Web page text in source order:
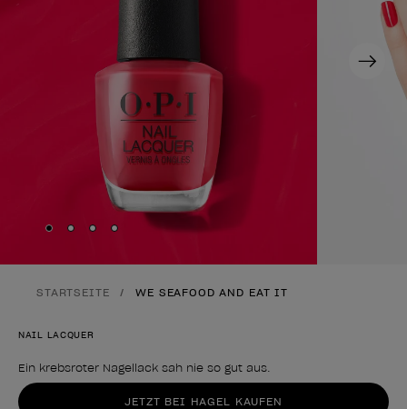
Next
Skip to slide
Skip to slide2
Skip to slide3
Skip to slide4
STARTSEITE WE SEAFOOD AND EAT IT
NAIL LACQUER
Ein krebsroter Nagellack sah nie so gut aus.
Form des Produkts
JETZT BEI HAGEL KAUFEN